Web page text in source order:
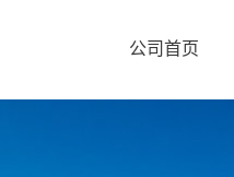
公司首页